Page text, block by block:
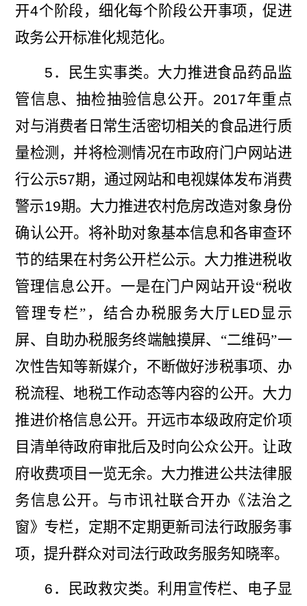
开4个阶段，细化每个阶段公开事项，促进
政务公开标准化规范化。
5 ．民生实事类。大力推进食品药品监
管信息、抽检抽验信息公开。 2017年重点
对与消费者日常生活密切相关的食品进行质
量检测，并将检测情况在市政府门户网站进
行公示57期，通过网站和电视媒体发布消费
警示19期。大力推进农村危房改造对象身份
确认公开。将补助对象基本信息和各审查环
节的结果在村务公开栏公示。大力推进税收
管理信息公开。一是在门户网站开设“税收
管理专栏”， 结合办税服务大厅LED显示
屏、自助办税服务终端触摸屏、“二维码”一
次性告知等新媒介，不断做好涉税事项、办
税流程、地税工作动态等内容的公开。大力
推进价格信息公开。开远市本级政府定价项
目清单待政府审批后及时向公众公开。让政
府收费项目一览无余。大力推进公共法律服
务信息公开。 与市讯社联合开办《法治之
窗》专栏， 定期不定期更新司法行政服务事
项，提升群众对司法行政政务服务知晓率。
6 ．民政救灾类。利用宣传栏、电子显